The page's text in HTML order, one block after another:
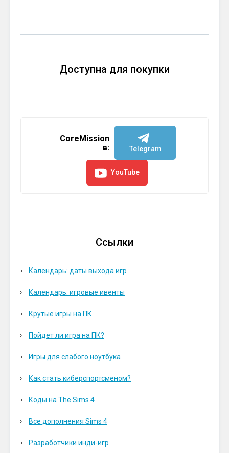
Доступна для покупки
CoreMission
в:
Telegram
YouTube
Ссылки
Календарь: даты выхода игр
Календарь: игровые ивенты
Крутые игры на ПК
Пойдет ли игра на ПК?
Игры для слабого ноутбука
Как стать киберспортсменом?
Коды на The Sims 4
Все дополнения Sims 4
Разработчики инди-игр